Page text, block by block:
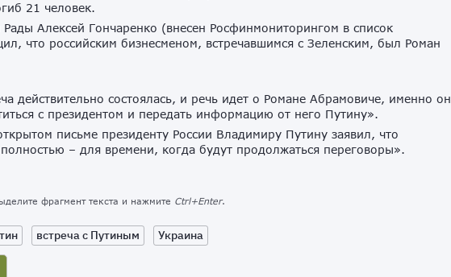
21 человек.
Алексей Гончаренко (внесен Росфинмониторингом в список
что российским бизнесменом, встречавшимся с Зеленским, был Роман
действительно состоялась, и речь идет о Романе Абрамовиче, именно он
с президентом и передать информацию от него Путину».
письме президенту России Владимиру Путину заявил, что
– для времени, когда будут продолжаться переговоры».
фрагмент текста и нажмите Ctrl+Enter.
встреча с Путиным Украина